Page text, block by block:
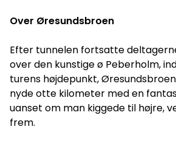
Over Øresundsbroen
Efter tunnelen fortsatte
over den kunstige ø Peberholm,
turens højdepunkt,
nyde otte kilometer med en
uanset om man kiggede til højre,
frem.